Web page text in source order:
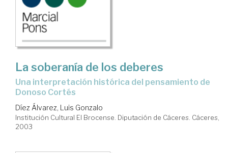
La soberanía de los deberes
una interpretación histórica del pensamiento de
Donoso Cortés
Díez Álvarez, Luis Gonzalo
Institución Cultural El Brocense. Diputación de Cáceres. Cáceres,
2003